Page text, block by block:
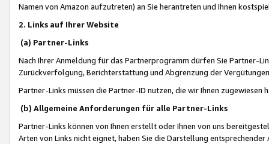
Namen von Amazon aufzutreten) an Sie herantreten und Ihnen
2. Links auf Ihrer Website
(a) Partner-Links
Nach Ihrer Anmeldung für das Partnerprogramm dürfen Sie Partner-
Zurückverfolgung, Berichterstattung und Abgrenzung der
Partner-Links müssen die Partner-ID nutzen, die wir Ihnen zugewiesen
(b) Allgemeine Anforderungen für alle Partner-Links
Partner-Links können von Ihnen erstellt oder Ihnen von uns
Arten von Links nicht eignet, haben Sie die Darstellung